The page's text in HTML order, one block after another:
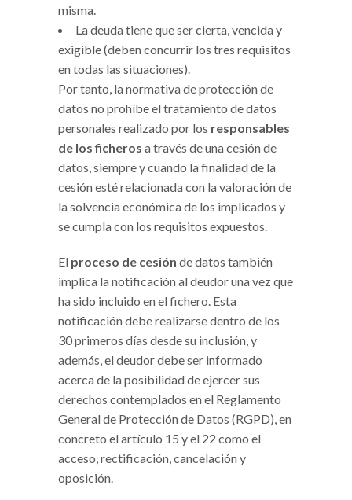
misma.
La deuda tiene que ser cierta, vencida y
exigible (deben concurrir los tres requisitos
en todas las situaciones).
Por tanto, la normativa de protección de
datos no prohíbe el tratamiento de datos
personales realizado por los responsables
de los ficheros a través de una cesión de
datos, siempre y cuando la finalidad de la
cesión esté relacionada con la valoración de
la solvencia económica de los implicados y
se cumpla con los requisitos expuestos.
El proceso de cesión de datos también
implica la notificación al deudor una vez que
ha sido incluido en el fichero. Esta
notificación debe realizarse dentro de los
30 primeros días desde su inclusión, y
además, el deudor debe ser informado
acerca de la posibilidad de ejercer sus
derechos contemplados en el Reglamento
General de Protección de Datos (RGPD), en
concreto el artículo 15 y el 22 como el
acceso, rectificación, cancelación y
oposición.